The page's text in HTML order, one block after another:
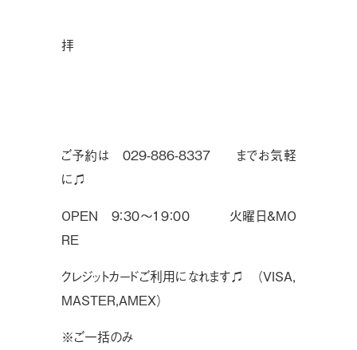
拝
ご予約は 029-886-8337 までお気軽
に♫
OPEN ９：３０〜１９：００ 火曜日&MO
RE
クレジットカードご利用になれます♫ （VISA,
MASTER,AMEX）
※ご一括のみ